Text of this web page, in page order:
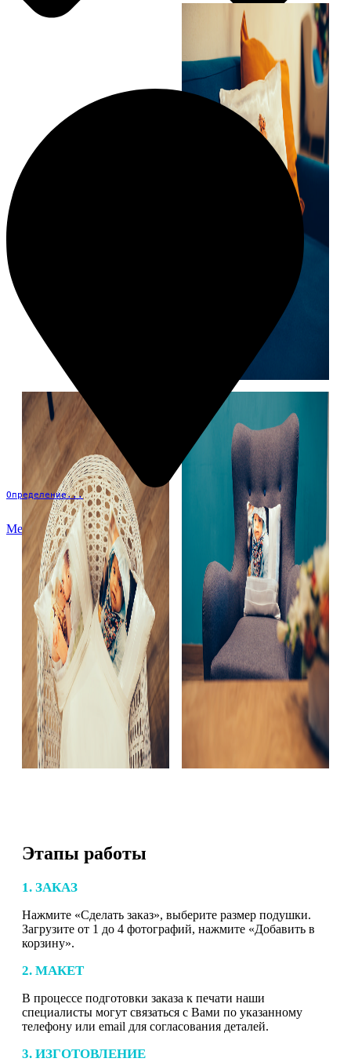
Определение...
Меню
Этапы работы
1. ЗАКАЗ
Нажмите «Сделать заказ», выберите размер подушки.
Загрузите от 1 до 4 фотографий, нажмите «Добавить в
корзину».
2. МАКЕТ
В процессе подготовки заказа к печати наши
специалисты могут связаться с Вами по указанному
телефону или email для согласования деталей.
3. ИЗГОТОВЛЕНИЕ